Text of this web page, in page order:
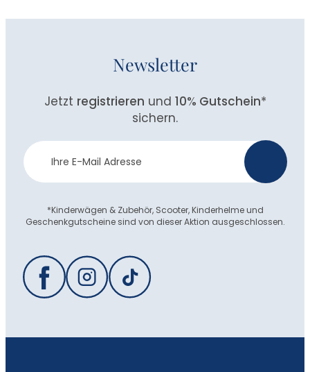
Newsletter
Jetzt registrieren und 10% Gutschein*
sichern.
Newsletter
Anmeldung
*Kinderwägen & Zubehör, Scooter, Kinderhelme und
Geschenkgutscheine sind von dieser Aktion ausgeschlossen.